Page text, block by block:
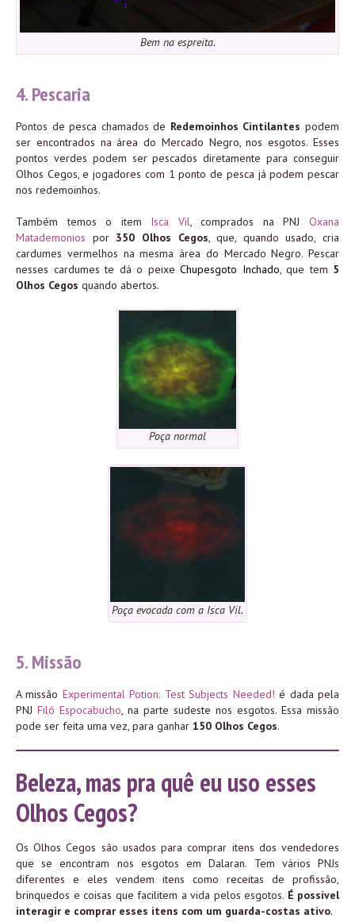
Bem na espreita.
4. Pescaria
Pontos de pesca chamados de Redemoinhos Cintilantes podem
ser encontrados na área do Mercado Negro, nos esgotos. Esses
pontos verdes podem ser pescados diretamente para conseguir
Olhos Cegos, e jogadores com 1 ponto de pesca já podem pescar
nos redemoinhos.
Também temos o item Isca Vil, comprados na PNJOxana
Matademonios por 350 Olhos Cegos, que, quando usado, cria
cardumes vermelhos na mesma área do Mercado Negro. Pescar
nesses cardumes te dá o peixe Chupesgoto Inchado, que tem 5
Olhos Cegos quando abertos.
Poça normal
Poça evocada com a Isca Vil.
5. Missão
A missão Experimental Potion: Test Subjects Needed! é dada pela
PNJ Filó Espocabucho, na parte sudeste nos esgotos. Essa missão
pode ser feita uma vez, para ganhar 150 Olhos Cegos.
Beleza, mas pra quê eu uso esses
Olhos Cegos?
Os Olhos Cegos são usados para comprar itens dos vendedores
que se encontram nos esgotos em Dalaran. Tem vários PNJs
diferentes e eles vendem itens como receitas de profissão,
brinquedos e coisas que facilitem a vida pelos esgotos. É possível
interagir e comprar esses itens com um guarda-costas ativo.